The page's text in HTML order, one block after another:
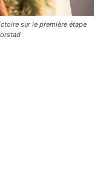
sur le première étape